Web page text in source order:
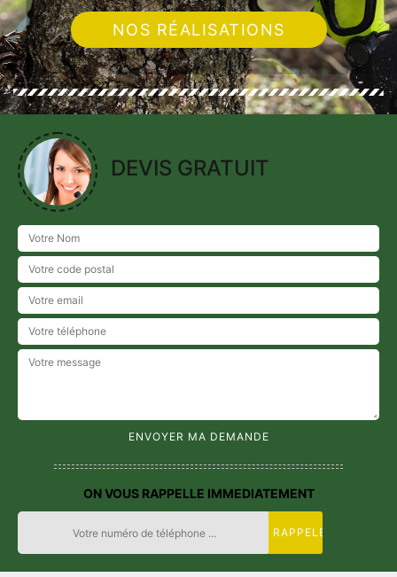
NOS RÉALISATIONS
DEVIS GRATUIT
ON VOUS RAPPELLE IMMEDIATEMENT